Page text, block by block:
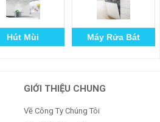
Hút Mùi Máy Rửa Bát
GIỚI THIỆU CHUNG
Về Công Ty Chúng Tôi